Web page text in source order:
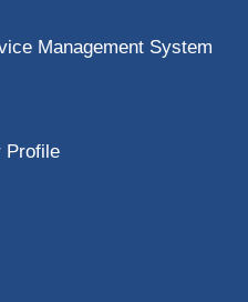
Management System
Profile